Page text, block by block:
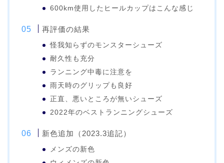
600km使用したヒールカップはこんな感じ
再評価の結果
怪我知らずのモンスターシューズ
耐久性も充分
ランニング中毒に注意を
雨天時のグリップも良好
正直、悪いところが無いシューズ
2022年のベストランニングシューズ
新色追加（2023.3追記）
メンズの新色